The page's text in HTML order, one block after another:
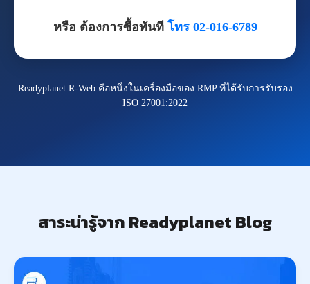
หรือ ต้องการซื้อทันที โทร 02-016-6789
Readyplanet R-Web คือหนึ่งในเครื่องมือของ RMP ที่ได้รับการรับรอง
ISO 27001:2022
สาระน่ารู้จาก Readyplanet Blog